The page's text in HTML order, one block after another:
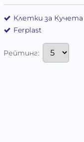
Клетки за Кучета
Ferplast
Рейтинг: